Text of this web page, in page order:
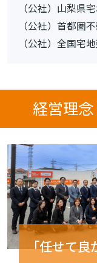
（公社）山梨県
（公社）首都圏
（公社）全国宅
経営理念
「任せて良